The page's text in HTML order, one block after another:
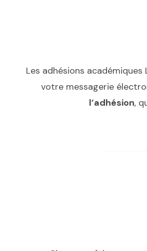
Les adhésions
votre messagerie
l’adhésion,